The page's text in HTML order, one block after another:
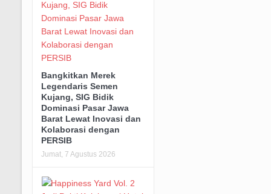
Bangkitkan Merek
Legendaris Semen
Kujang, SIG Bidik
Dominasi Pasar Jawa
Barat Lewat Inovasi dan
Kolaborasi dengan
PERSIB
Jumat, 7 Agustus 2026